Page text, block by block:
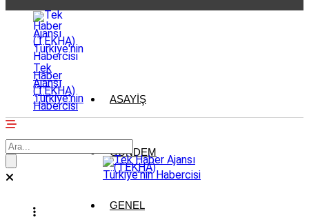
Tek
Haber
Ajansı
(TEKHA)
Türkiye'nin
Habercisi
ASAYIŞ
GÜNDEM
GENEL